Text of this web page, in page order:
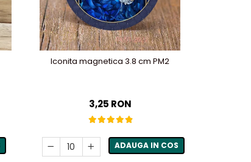
Iconita magnetica 3.8 cm PM2
3,25 RON
ADAUGA IN COS